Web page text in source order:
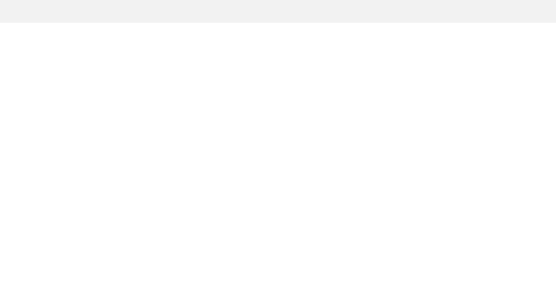
ein ergonomischer Oberhandgriff und